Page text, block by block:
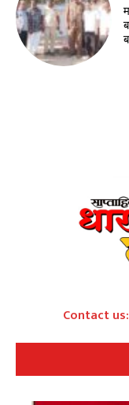
Contact us: